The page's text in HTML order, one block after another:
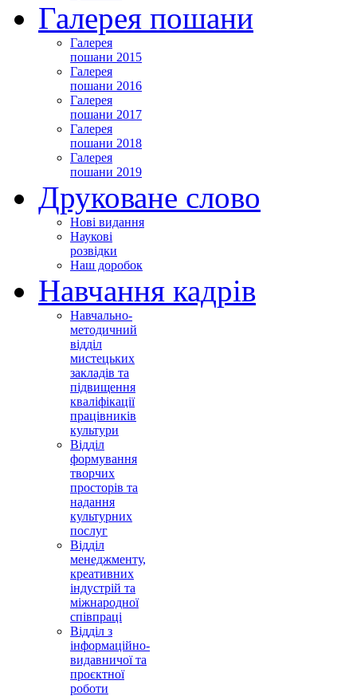
Галерея пошани
Галерея
пошани 2015
Галерея
пошани 2016
Галерея
пошани 2017
Галерея
пошани 2018
Галерея
пошани 2019
Друковане слово
Нові видання
Наукові
розвідки
Наш доробок
Навчання кадрів
Навчально-
методичний
відділ
мистецьких
закладів та
підвищення
кваліфікації
працівників
культури
Відділ
формування
творчих
просторів та
надання
культурних
послуг
Відділ
менеджменту,
креативних
індустрій та
міжнародної
співпраці
Відділ з
інформаційно-
видавничої та
проєктної
роботи